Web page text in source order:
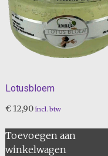
Lotusbloem
€12,90 incl. btw
Toevoegen aan
winkelwagen